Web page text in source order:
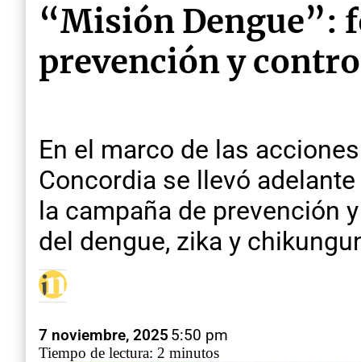
“Misión Dengue”:
prevención y
En el marco de las
Concordia se llevó
la campaña de prevención
del dengue, zika y
7 noviembre, 2025 5:50 pm
Tiempo de lectura: 2 minutos